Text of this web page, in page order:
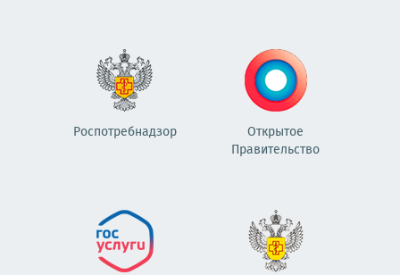
Роспотребнадзор
Открытое
Правительство